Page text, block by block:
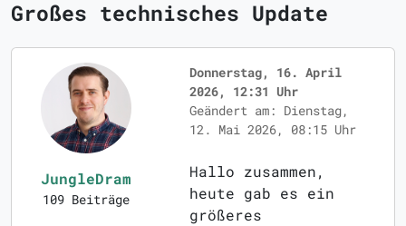
Großes technisches Update
JungleDram
109 Beiträge
Donnerstag, 16. April
2026, 12:31 Uhr
Geändert am: Dienstag,
12. Mai 2026, 08:15 Uhr
Hallo zusammen,
heute gab es ein
größeres